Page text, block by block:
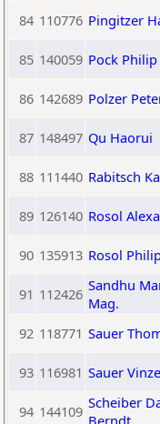
84 110776 Pingitzer
85 140059 Pock Philip
86 142689 Polzer
87 148497 Qu Haorui
88 111440 Rabitsch
89 126140 Rosol
90 135913 Rosol
91 112426 Sandhu
Mag.
92 118771 Sauer
93 116981 Sauer
94 144109 Scheiber
Berndt